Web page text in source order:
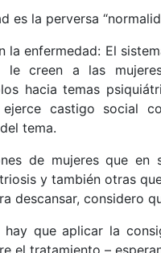
es la perversa
la enfermedad: El
le creen a las
hacia temas
castigo social
tema.
de mujeres que en
y también otras
descansar, considero
hay que aplicar la
el tratamiento –